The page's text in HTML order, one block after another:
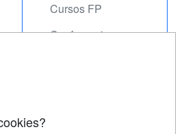
Cursos FP
Conferencias